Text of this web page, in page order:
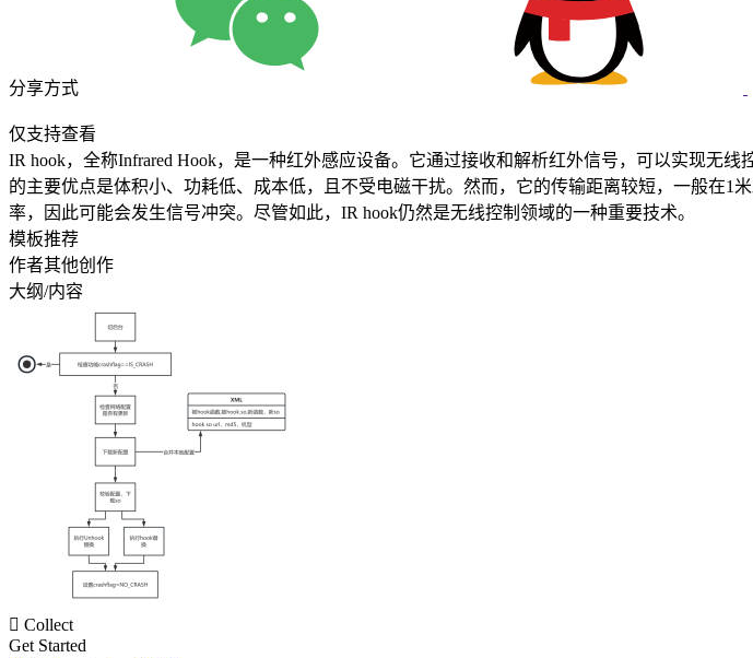
分享方式
仅支持查看
IR hook，全称Infrared Hook，是一种红外感应设备。它通过接收和解析红外信号，可以实现无
的主要优点是体积小、功耗低、成本低，且不受电磁干扰。然而，它的传输距离较短，一般在
率，因此可能会发生信号冲突。尽管如此，IR hook仍然是无线控制领域的一种重要技术。
模板推荐
作者其他创作
大纲/内容
 Collect
Get Started